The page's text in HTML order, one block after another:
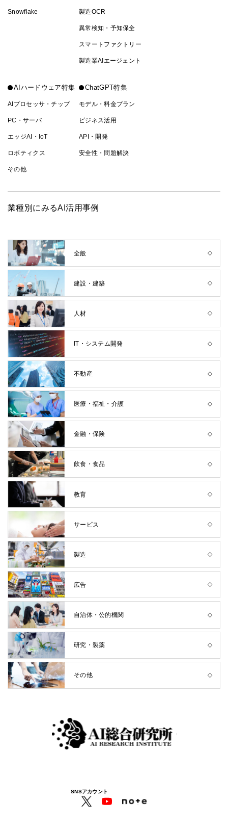
SNSアカウント
Snowflake 製造OCR
異常検知・予知保全
スマートファクトリー
製造業AIエージェント
AIハードウェア特集
AIプロセッサ・チップ
PC・サーバ
エッジAI・IoT
ロボティクス
その他
ChatGPT特集
モデル・料金プラン
ビジネス活用
API・開発
安全性・問題解決
業種別にみるAI活用事例
全般
建設・建築
人材
IT・システム開発
不動産
医療・福祉・介護
金融・保険
飲食・食品
教育
サービス
製造
広告
自治体・公的機関
研究・製薬
その他